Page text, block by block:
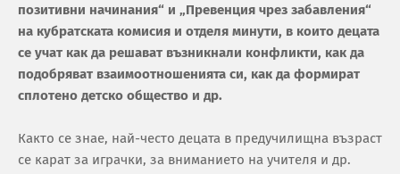
позитивни начинания“ и „Превенция чрез забавления“
на кубратската комисия и отделя минути, в които децата
се учат как да решават възникнали конфликти, как да
подобряват взаимоотношенията си, как да формират
сплотено детско общество и др.
Както се знае, най-често децата в предучилищна възраст
се карат за играчки, за вниманието на учителя и др.